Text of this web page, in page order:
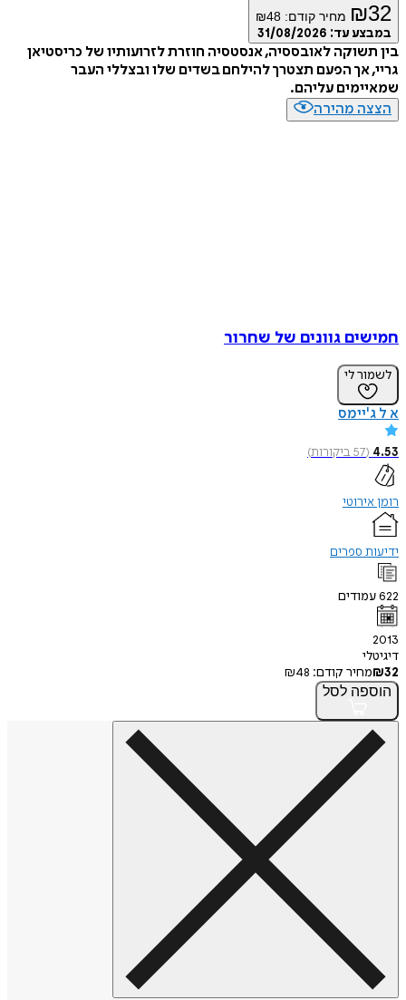
₪ מחיר קודם: ₪48
עד:31/08/2026
לאובססיה, אנסטסיה חוזרת לזרועותיו של כריסטיאן
אך הפעם תצטרך להילחם בשדים שלו ובצללי העבר
עליהם.
מהירה
גוונים של שחרור
לי
57ביקורות)
ספרים
קודם:
₪48
לסל